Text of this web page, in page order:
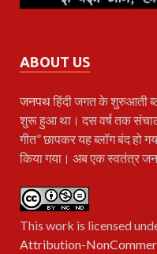
ABOUT US
जनपथहिंदी जगत के शुरुआती
शुरू हुआ था। दस वर्ष तक
गीत” छापकर यह ब्लॉग बंद हो
किया गया। अब एक स्वतंत्र
This work is licensed
Attribution-